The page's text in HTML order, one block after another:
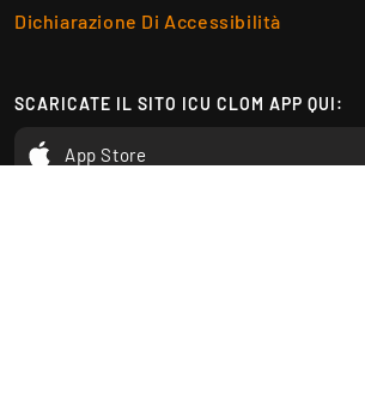
Dichiarazione Di Accessibilità
SCARICATE IL SITO ICU CLOM APP QUI:
App Store